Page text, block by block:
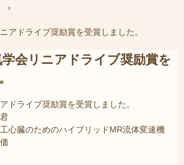
›
アドライブ奨励賞を受賞しました。
会リニアドライブ奨励賞を
ドライブ奨励賞を受賞しました。
心臓のためのハイブリッドMR流体変速機